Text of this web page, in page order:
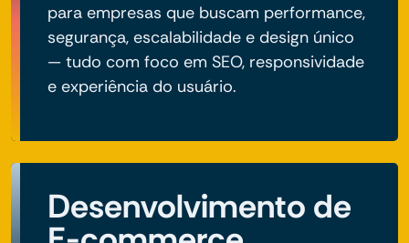
para empresas que buscam performance,
segurança, escalabilidade e design único
— tudo com foco em SEO, responsividade
e experiência do usuário.
Desenvolvimento de